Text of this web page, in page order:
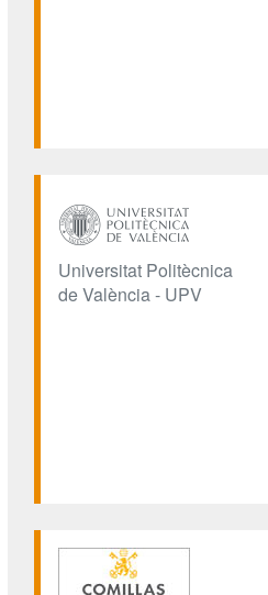
Universitat Politècnica
de València - UPV